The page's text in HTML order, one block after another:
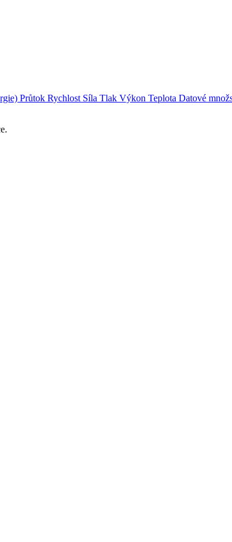
Průtok Rychlost Síla Tlak Výkon Teplota Datové